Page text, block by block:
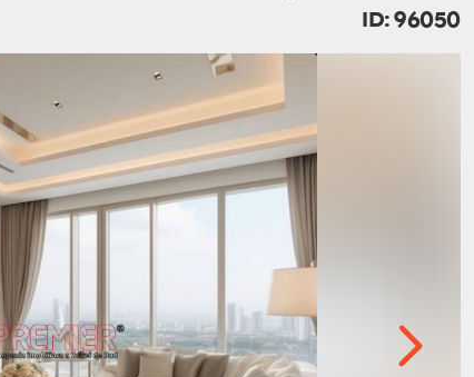
ID: 96050